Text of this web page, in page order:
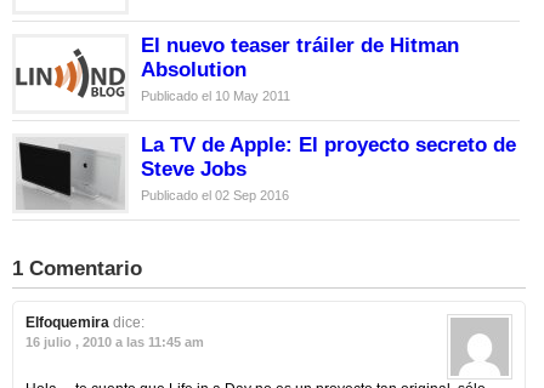
El nuevo teaser tráiler de Hitman
Absolution
Publicado el 10 May 2011
La TV de Apple: El proyecto secreto de
Steve Jobs
Publicado el 02 Sep 2016
1 Comentario
Elfoquemira dice:
16 julio , 2010 a las 11:45 am